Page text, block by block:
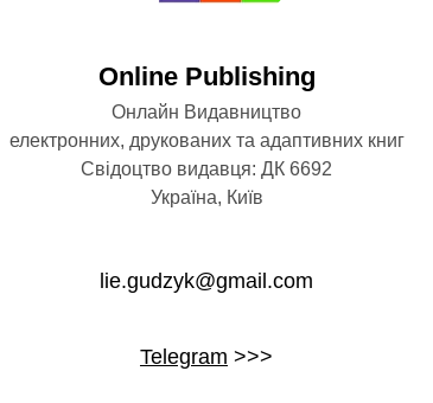
Оnline Publishing
Онлайн Видавництво
електронних, друкованих та адаптивних книг
Свідоцтво видавця: ДК 6692
Україна, Київ
lie.gudzyk@gmail.com
Telegram >>>